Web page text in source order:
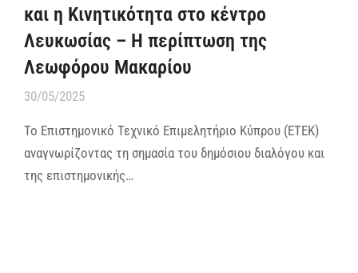
και η Κινητικότητα στο κέντρο
Λευκωσίας – Η περίπτωση της
Λεωφόρου Μακαρίου
30/05/2025
Το Επιστημονικό Τεχνικό Επιμελητήριο Κύπρου (ΕΤΕΚ)
αναγνωρίζοντας τη σημασία του δημόσιου διαλόγου και
της επιστημονικής…